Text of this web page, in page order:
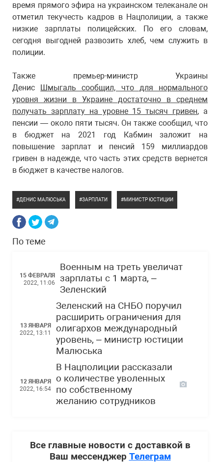
время прямого эфира на украинском телеканале он
отметил текучесть кадров в Нацполиции, а также
низкие зарплаты полицейских. По его словам,
сегодня выгодней развозить хлеб, чем служить в
полиции.
Также премьер-министр Украины
Денис Шмыгаль сообщил, что для нормального
уровня жизни в Украине достаточно в среднем
получать зарплату на уровне 15 тысяч гривен, а
пенсии — около пяти тысяч. Он также сообщил, что
в бюджет на 2021 год Кабмин заложит на
повышение зарплат и пенсий 159 миллиардов
гривен в надежде, что часть этих средств вернется
в бюджет в качестве налогов.
ДЕНИС МАЛЮСЬКА ЗАРПЛАТИ МИНИСТР ЮСТИЦИИ
По теме
15 ФЕВРАЛЯ
2022, 11:06
Военным на треть увеличат
зарплаты с 1 марта, –
Зеленский
13 ЯНВАРЯ
2022, 13:11
Зеленский на СНБО поручил
расширить ограничения для
олигархов международный
уровень, – министр юстиции
Малюська
12 ЯНВАРЯ
2022, 16:54
В Нацполиции рассказали
о количестве уволенных
по собственному
желанию сотрудников
Все главные новости с доставкой в
Ваш мессенджер Телеграм